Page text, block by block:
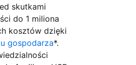
skutkami
do 1 miliona
kosztów dzięki
gospodarza*.